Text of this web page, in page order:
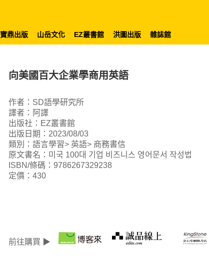
寶鼎出版 山岳文化 EZ叢書館 洪圖出版 雜誌館
向美國百大企業學商用英語
作者：SD語學研究所
譯者：阿譯
出版社：EZ叢書館
出版日期：2023/08/03
類別：語言學習> 英語> 商務書信
原文書名：미국 100대 기업 비즈니스 영어문서 작성법
ISBN/條碼：9786267329238
定價：430
前往購買 ▶